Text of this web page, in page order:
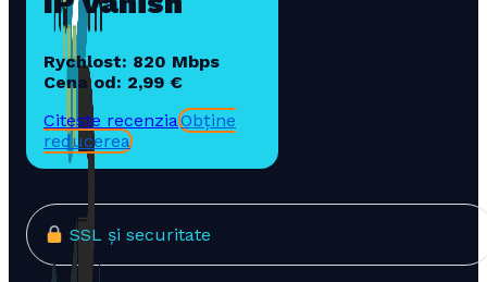
Rychlost: 820 Mbps
Cena od: 2,99 €
Citește recenziaObține
reducerea
SSL și securitate